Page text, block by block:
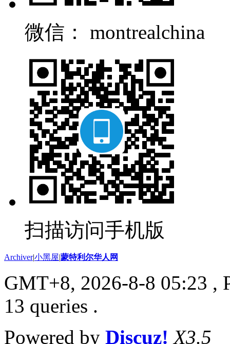
微信： montrealchina
扫描访问手机版
Archiver|小黑屋|蒙特利尔华人网
GMT+8, 2026-8-8 05:23 ,
13 queries .
Powered by Discuz! X3.5